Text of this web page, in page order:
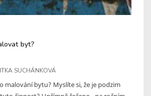
byt?
SUCHÁNKOVÁ
malování bytu? Myslíte si, že je podzim